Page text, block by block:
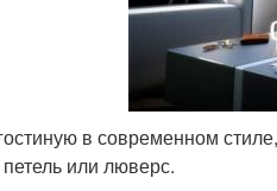
в современном
или люверс.